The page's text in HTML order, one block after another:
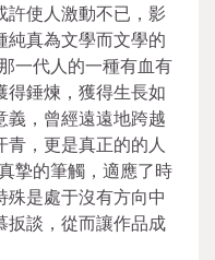
許使人激動不已，影
純真為文學而文學的
一代人的一種有血有
得錘煉，獲得生長如
義，曾經遠遠地跨越
青，更是真正的的人
摯的筆觸，適應了時
是處于沒有方向中
扳談，從而讓作品成